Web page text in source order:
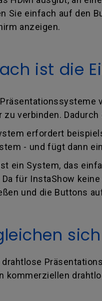
Sie einfach auf den
anzeigen.
ist die
zu verbinden.
erfordert
- und fügt dann
ein System, das
Da für InstaShow
und die Buttons
kommerziellen